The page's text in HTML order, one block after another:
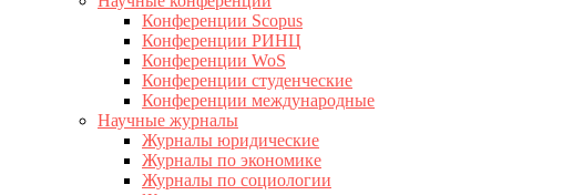
Конференции Scopus
Конференции РИНЦ
Конференции WoS
Конференции студенческие
Конференции международные
Научные журналы
Журналы юридические
Журналы по экономике
Журналы по социологии